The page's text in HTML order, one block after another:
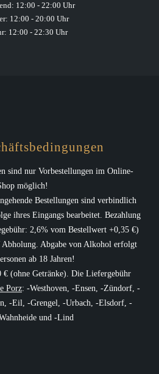
12:00 - 22:00 Uhr
12:00 - 20:00 Uhr
12:00 - 22:30 Uhr
sind nur Vorbestellungen im Online-
möglich!
Bestellungen sind verbindlich
ihres Eingangs bearbeitet. Bezahlung
2,6% vom Bestellwert +0,35 €)
Abgabe von Alkohol erfolgt
ab 18 Jahren!
€ (ohne Getränke). Die Liefergebühr
Porz: -Westhoven, -Ensen, -Zündorf, -
-Eil, -Grengel, -Urbach, -Elsdorf, -
und -Lind